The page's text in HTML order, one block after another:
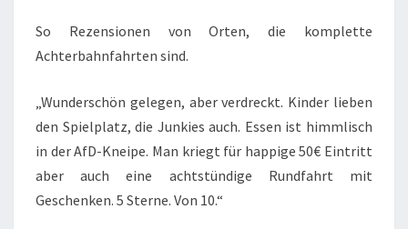
So Rezensionen von Orten, die komplette
Achterbahnfahrten sind.
„Wunderschön gelegen, aber verdreckt. Kinder lieben
den Spielplatz, die Junkies auch. Essen ist himmlisch
in der AfD-Kneipe. Man kriegt für happige 50€ Eintritt
aber auch eine achtstündige Rundfahrt mit
Geschenken. 5 Sterne. Von 10.“